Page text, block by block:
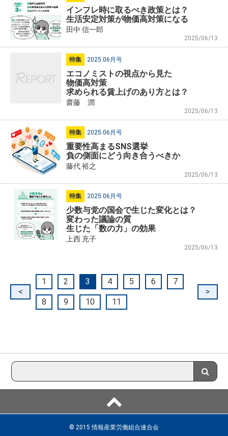
2025/06/13
インフレ時に取るべき政策とは？
生活安定対策が物価高対策になる
田中 信一郎
特集 2025.06月号
2025/06/13
エコノミストの視点から見た
物価高対策
求められる賃上げのあり方とは？
齋藤 潤
特集 2025.06月号
2025/06/13
重要性高まるSNS選挙
負の側面にどう向き合うべきか
藤代 裕之
特集 2025.06月号
2025/06/13
少数与党の国会で生じた変化とは？
変わった議論の質
生じた「数の力」の効果
上西 充子
<
1 2 3 4 5 6 7
8 9 10 11
>
© 2015 情報産業労働組合連合会